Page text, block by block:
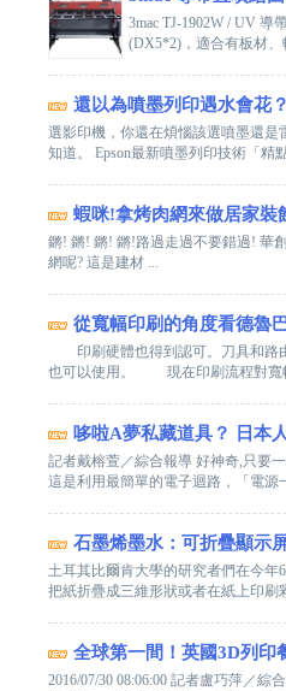
3mac TJ-1902W / UV
(DX5*2)，適合有板材、
還以為噴墨列印遇水會花
選影印機，你還在煩惱該選噴墨還
知道。 Epson最新噴墨列印技術「精
蝦咪!拿烤肉網來做居家裝
鏘! 鏘! 鏘! 鏘!路過走過不要錯過! 華
網呢? 這是建材 ...
從寬幅印刷的角度看德魯
印刷硬體也得到認可。刀具和路由
也可以使用。 現在印刷流程對寬
哆啦A夢私藏道具？ 日本
記者戴榕萱／綜合報導 好神奇,只要
這是利用最簡單的電子迴路，「電源
石墨烯墨水：可折疊顯示
土耳其比爾肯大學的研究者們在今
把紙折疊成三維形狀或者在紙上印
全球第一間！英國3D列
2016/07/30 08:06:00 記者盧巧萍／